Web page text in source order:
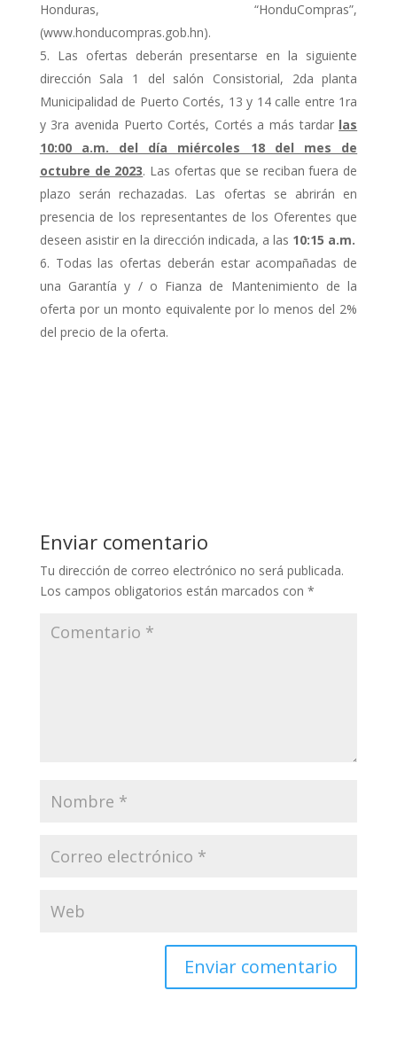
Honduras, “HonduCompras”,
(www.honducompras.gob.hn).
Las ofertas deberán presentarse en la siguiente
dirección Sala 1 del salón Consistorial, 2da planta
Municipalidad de Puerto Cortés, 13 y 14 calle entre 1ra
y 3ra avenida Puerto Cortés, Cortés a más tardar las
10:00 a.m. del día miércoles 18 del mes de
octubre de 2023. Las ofertas que se reciban fuera de
plazo serán rechazadas. Las ofertas se abrirán en
presencia de los representantes de los Oferentes que
deseen asistir en la dirección indicada, a las 10:15 a.m.
Todas las ofertas deberán estar acompañadas de
una Garantía y / o Fianza de Mantenimiento de la
oferta por un monto equivalente por lo menos del 2%
del precio de la oferta.
Enviar comentario
Tu dirección de correo electrónico no será publicada.
Los campos obligatorios están marcados con *